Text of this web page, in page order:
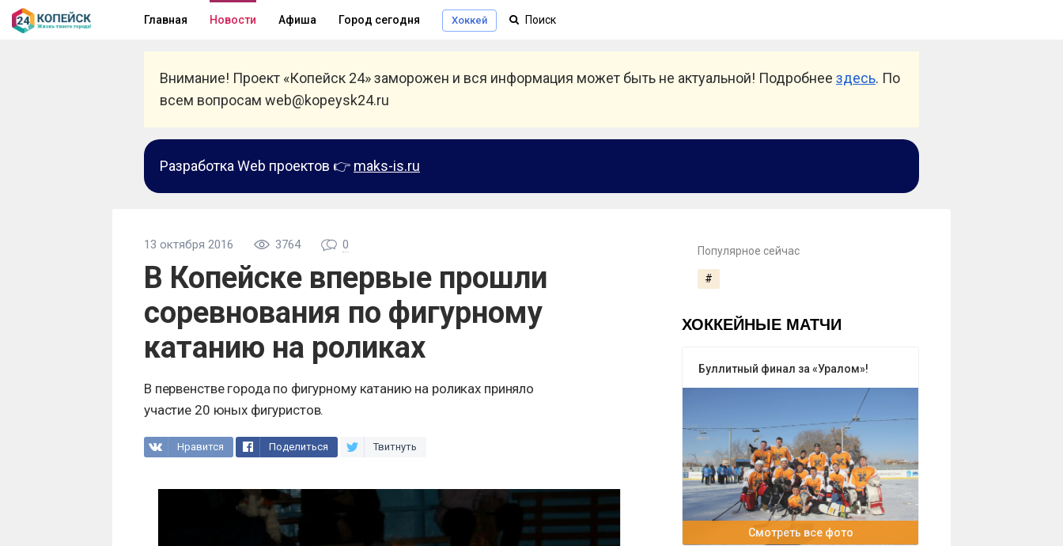
Главная Новости Афиша Город сегодня Хоккей
Внимание! Проект «Копейск 24» заморожен и вся информация может быть не актуальной! Подробнее здесь. По
всем вопросам web@kopeysk24.ru
Разработка Web проектов 👉 maks-is.ru
Популярное сейчас
#
ХОККЕЙНЫЕ МАТЧИ
Буллитный финал за «Уралом»!
Смотреть все фото
13 октября 2016 3764 0
В Копейске впервые прошли
соревнования по фигурному
катанию на роликах
В первенстве города по фигурному катанию на роликах приняло
участие 20 юных фигуристов.
Нравится Поделиться Твитнуть